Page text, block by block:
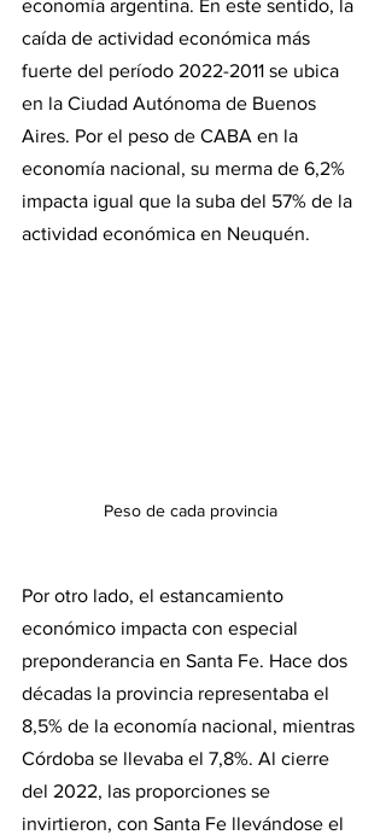
economía argentina. En este sentido, la
caída de actividad económica más
fuerte del período 2022-2011 se ubica
en la Ciudad Autónoma de Buenos
Aires. Por el peso de CABA en la
economía nacional, su merma de 6,2%
impacta igual que la suba del 57% de la
actividad económica en Neuquén.
Peso de cada provincia
Por otro lado, el estancamiento
económico impacta con especial
preponderancia en Santa Fe. Hace dos
décadas la provincia representaba el
8,5% de la economía nacional, mientras
Córdoba se llevaba el 7,8%. Al cierre
del 2022, las proporciones se
invirtieron, con Santa Fe llevándose el